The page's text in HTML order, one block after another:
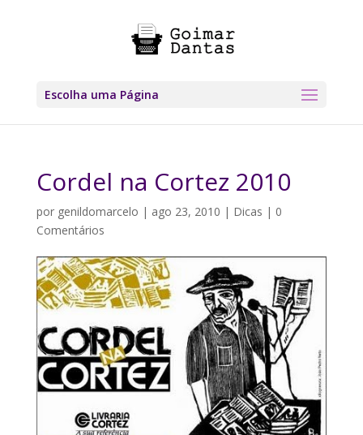
Escolha uma Página
Cordel na Cortez 2010
por genildomarcelo | ago 23, 2010 | Dicas | 0
Comentários